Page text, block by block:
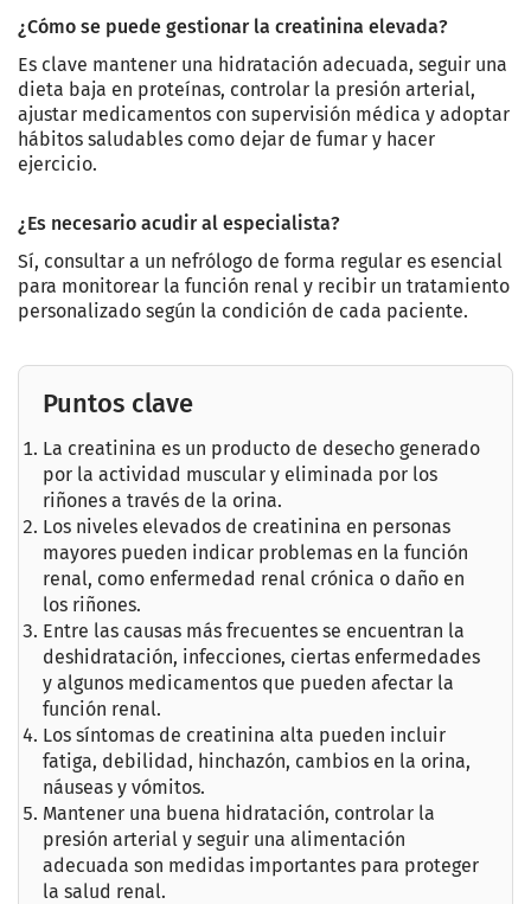
¿Cómo se puede gestionar la creatinina elevada?
Es clave mantener una hidratación adecuada, seguir una
dieta baja en proteínas, controlar la presión arterial,
ajustar medicamentos con supervisión médica y adoptar
hábitos saludables como dejar de fumar y hacer
ejercicio.
¿Es necesario acudir al especialista?
Sí, consultar a un nefrólogo de forma regular es esencial
para monitorear la función renal y recibir un tratamiento
personalizado según la condición de cada paciente.
Puntos clave
La creatinina es un producto de desecho generado
por la actividad muscular y eliminada por los
riñones a través de la orina.
Los niveles elevados de creatinina en personas
mayores pueden indicar problemas en la función
renal, como enfermedad renal crónica o daño en
los riñones.
Entre las causas más frecuentes se encuentran la
deshidratación, infecciones, ciertas enfermedades
y algunos medicamentos que pueden afectar la
función renal.
Los síntomas de creatinina alta pueden incluir
fatiga, debilidad, hinchazón, cambios en la orina,
náuseas y vómitos.
Mantener una buena hidratación, controlar la
presión arterial y seguir una alimentación
adecuada son medidas importantes para proteger
la salud renal.